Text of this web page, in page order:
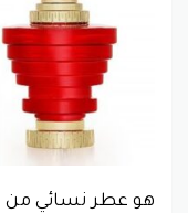
هو عطر نسائي من